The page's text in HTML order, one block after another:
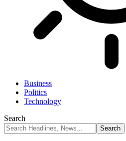
Business
Politics
Technology
Search